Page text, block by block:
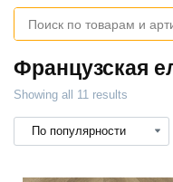
Французская
Showing all 11 results